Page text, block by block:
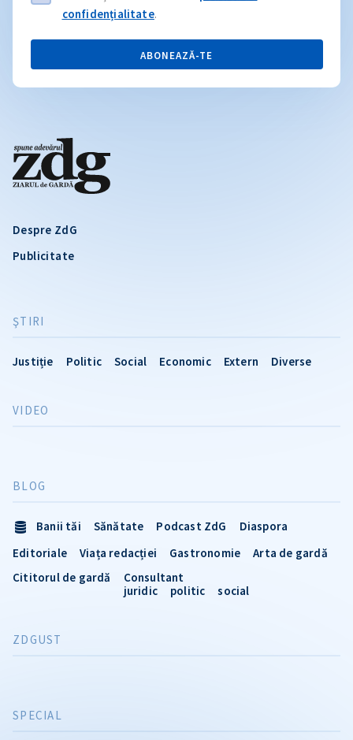
Despre ZdG
Publicitate
ŞTIRI
Justiție Politic Social Economic Extern Diverse
VIDEO
SPECIAL
BLOG
Banii tăi Sănătate Podcast ZdG
Diaspora
Editoriale
Viața redacției Gastronomie
Arta de gardă
Cititorul de gardă
Consultant
juridic
politic social
ZDGUST
confidențialitate.
ABONEAZĂ-TE